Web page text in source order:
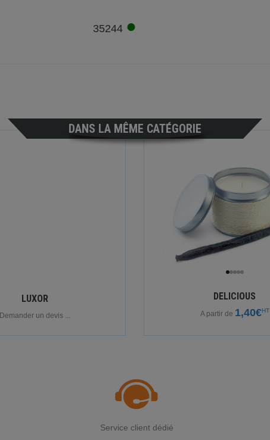
35244 ●
DANS LA MÊME CATÉGORIE
LUXOR
Demander un devis ...
DELICIOUS
A partir de 1,40€HT
Service client dédié